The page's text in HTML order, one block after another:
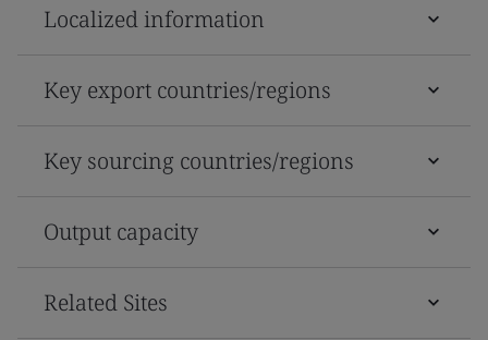
Localized information
Key export countries/regions
Key sourcing countries/regions
Output capacity
Related Sites